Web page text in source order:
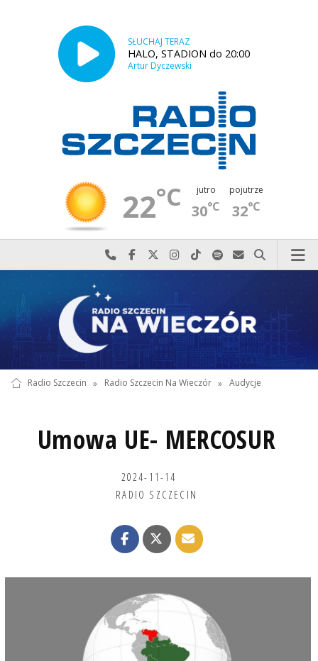
SŁUCHAJ TERAZ
HALO, STADION do 20:00
Artur Dyczewski
22°C jutro
30°C
pojutrze
32°C
Najlepiej po prostu do nas zadzwoń
Odwiedź nas na Facebook-u
Odwiedź nas na X
Odwiedź nas na Instagram-ie
Odwiedź nas na TikTok-u
Szukaj nas na Spotify
Wyślij do nas
Szukaj
Radio Szczecin » Radio Szczecin Na Wieczór » Audycje
Umowa UE- MERCOSUR
2024-11-14
RADIO SZCZECIN